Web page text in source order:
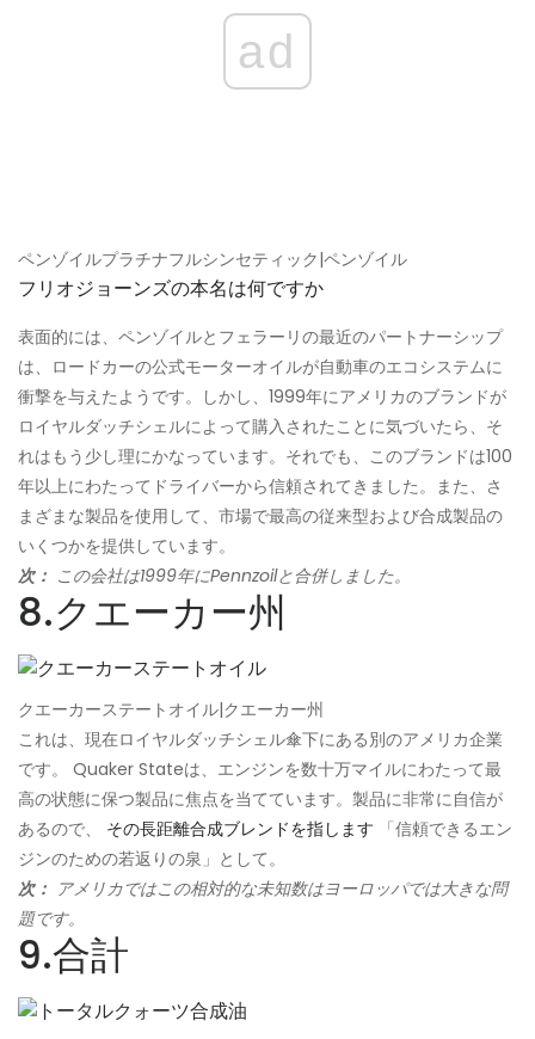
ad
ペンゾイルプラチナフルシンセティック|ペンゾイル
フリオジョーンズの本名は何ですか
表面的には、ペンゾイルとフェラーリの最近のパートナーシップ
は、ロードカーの公式モーターオイルが自動車のエコシステムに
衝撃を与えたようです。しかし、1999年にアメリカのブランドが
ロイヤルダッチシェルによって購入されたことに気づいたら、そ
れはもう少し理にかなっています。それでも、このブランドは100
年以上にわたってドライバーから信頼されてきました。また、さ
まざまな製品を使用して、市場で最高の従来型および合成製品の
いくつかを提供しています。
次： この会社は1999年にPennzoilと合併しました。
8.クエーカー州
クエーカーステートオイル|クエーカー州
これは、現在ロイヤルダッチシェル傘下にある別のアメリカ企業
です。 Quaker Stateは、エンジンを数十万マイルにわたって最
高の状態に保つ製品に焦点を当てています。製品に非常に自信が
あるので、 その長距離合成ブレンドを指します 「信頼できるエン
ジンのための若返りの泉」として。
次： アメリカではこの相対的な未知数はヨーロッパでは大きな問
題です。
9.合計